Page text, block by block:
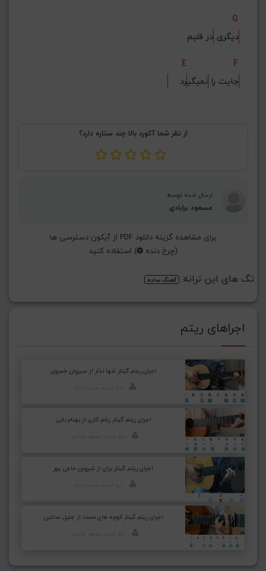
G
دیگری در قلبم
E
F
جایت را نمیگیرد
از نظر شما آکورد بالا چند ستاره دارد؟
ارسال شده توسط
مسعود برابادی
برای مشاهده گزینه دانلود PDF از آیکون دسترسی ها
(چرخ دنده ) استفاده کنید
تگ های این ترانه: آهنگ ساده
اجراهای ریتم
اجرای ریتم گیتار تنها نذار از سیروان خسروی
اجرای ریتم گیتار زخم کاری از بهنام بانی
اجرای ریتم گیتار برای از شروین حاجی پور
اجرای ریتم گیتار کوچه های مست از جلیل سائین